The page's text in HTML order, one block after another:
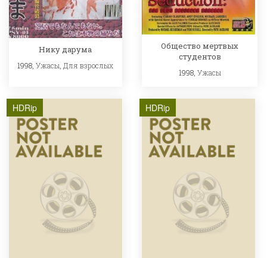
Нику дарума
1998,Ужасы,Для взрослых
Общество мертвых
студентов
1998, Ужасы
HDRip HDRip